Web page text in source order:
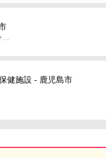
健施設 - 鹿児島市